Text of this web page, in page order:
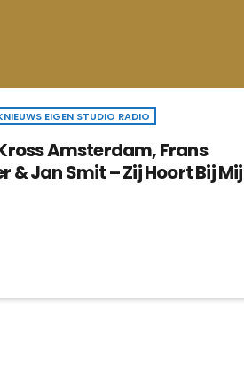
EIGEN STUDIO RADIO
Amsterdam, Frans
& Jan Smit – Zij Hoort Bij Mij